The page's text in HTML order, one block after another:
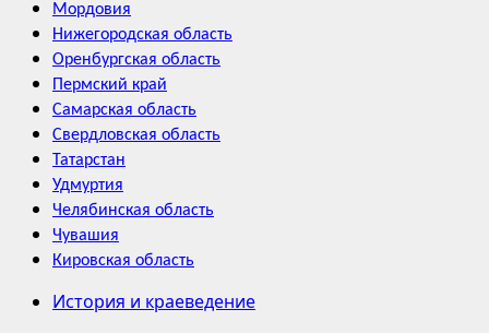
Мордовия
Нижегородская область
Оренбургская область
Пермский край
Самарская область
Свердловская область
Татарстан
Удмуртия
Челябинская область
Чувашия
Кировская область
История и краеведение